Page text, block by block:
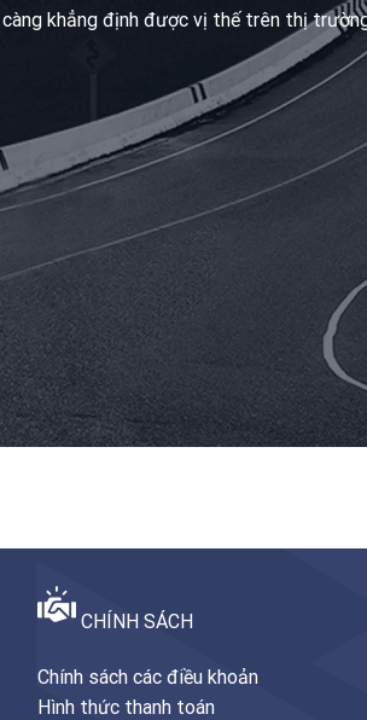
khẳng định được vị thế trên thị
CHÍNH SÁCH
Chính sách các điều khoản
Hình thức thanh toán